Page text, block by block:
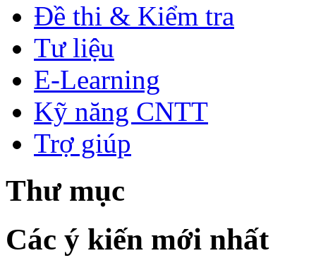
Đề thi & Kiểm tra
Tư liệu
E-Learning
Kỹ năng CNTT
Trợ giúp
Thư mục
Các ý kiến mới nhất